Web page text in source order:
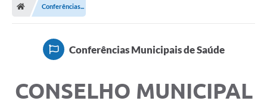
Conferências...
Conferências Municipais de Saúde
CONSELHO MUNICIPAL